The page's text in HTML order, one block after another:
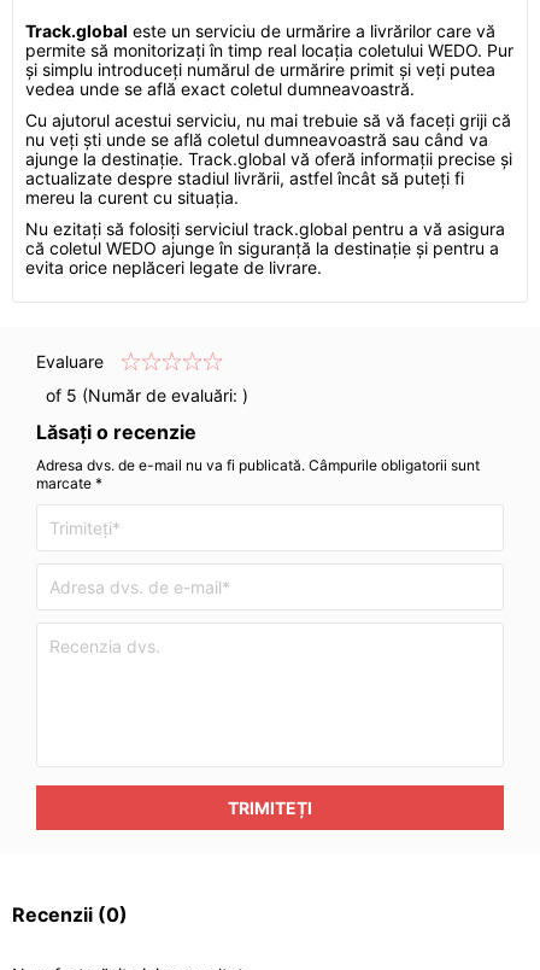
Track.global este un serviciu de urmărire a livrărilor care vă
permite să monitorizați în timp real locația coletului WEDO. Pur
și simplu introduceți numărul de urmărire primit și veți putea
vedea unde se află exact coletul dumneavoastră.
Cu ajutorul acestui serviciu, nu mai trebuie să vă faceți griji că
nu veți ști unde se află coletul dumneavoastră sau când va
ajunge la destinație. Track.global vă oferă informații precise și
actualizate despre stadiul livrării, astfel încât să puteți fi
mereu la curent cu situația.
Nu ezitați să folosiți serviciul track.global pentru a vă asigura
că coletul WEDO ajunge în siguranță la destinație și pentru a
evita orice neplăceri legate de livrare.
Evaluare
of 5 (Număr de evaluări: )
Lăsați o recenzie
Adresa dvs. de e-mail nu va fi publicată. Câmpurile obligatorii sunt
marcate *
TRIMITEȚI
Recenzii (0)